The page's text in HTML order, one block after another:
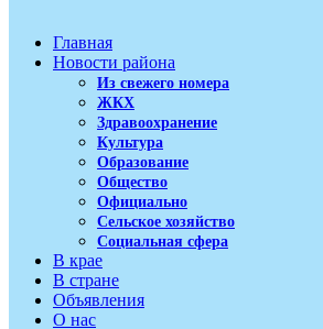
Главная
Новости района
Из свежего номера
ЖКХ
Здравоохранение
Культура
Образование
Общество
Официально
Сельское хозяйство
Социальная сфера
В крае
В стране
Объявления
О нас